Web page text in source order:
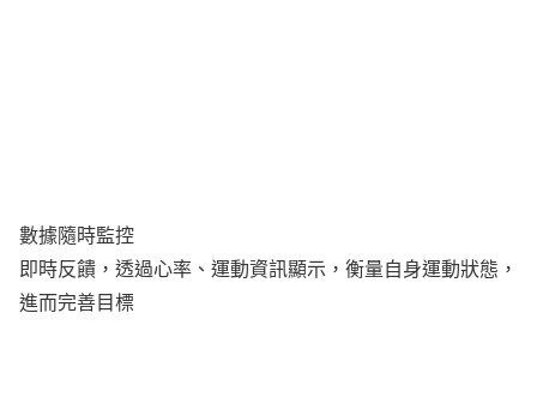
數據隨時監控
即時反饋，透過心率、運動資訊顯示，衡量自身運動狀態，
進而完善目標